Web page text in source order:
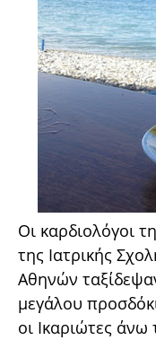
Οι καρδιολόγοι
της Ιατρικής
Αθηνών
μεγάλου
οι Ικαριώτες